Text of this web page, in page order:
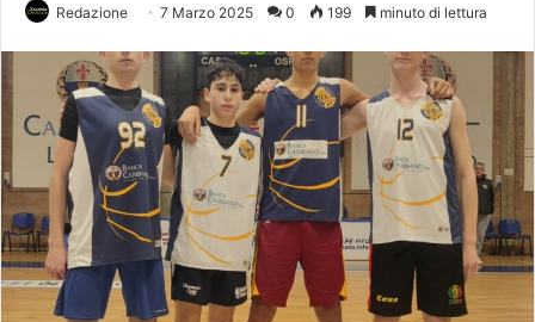
Redazione 7 Marzo 2025 0 199 minuto di lettura